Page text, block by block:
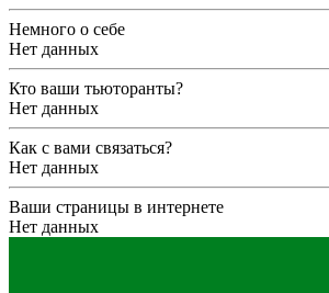
Немного о себе
Нет данных
Кто ваши тьюторанты?
Нет данных
Как с вами связаться?
Нет данных
Ваши страницы в интернете
Нет данных